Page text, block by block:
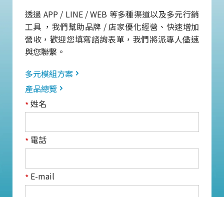
透過 APP / LINE / WEB 等多種渠道以及多元行銷
工具 ，我們幫助品牌 / 店家優化經營、快速增加
營收，歡迎您填寫諮詢表單，我們將派專人儘速
與您聯繫。
多元模組方案
產品總覽
*姓名
* 電話
* E-mail